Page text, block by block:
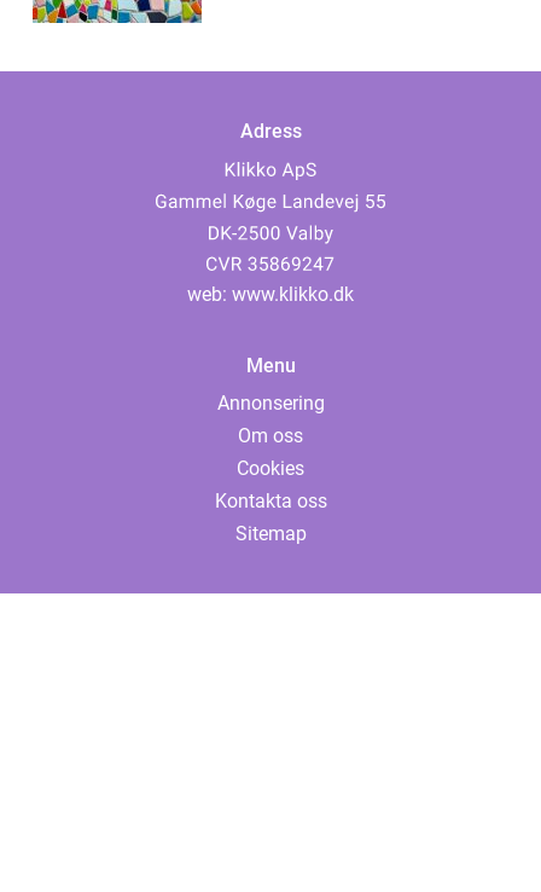
Adress
web: www.klikko.dk
Menu
Annonsering
Om oss
Cookies
Kontakta oss
Sitemap